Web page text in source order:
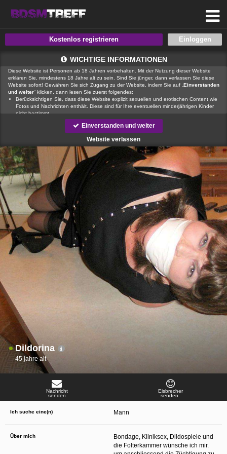
Kostenlos registrieren
WICHTIGE INFORMATIONEN
Diese Website ist Personen ab 18 Jahren vorbehalten. Mit der Nutzung dieser Website
erklären Sie, mindestens 18 Jahre alt zu sein. Sind Sie jünger, dann verlassen Sie diese
Website sofort! Gewähren Sie sich Zugang zu der Website, indem Sie auf „ Einverstanden
und weiter“ klicken, dann lesen Sie zuerst folgendes:
Berücksichtigen Sie, dass diese Website explizit sexuellen und erotischen Content wie
Fotos und Nachrichten enthält. Diese sind für Ihre eventuellen minderjährigen Kinder
nicht bestimmt.
, der Betreiber dieser Website, verfügt über keine Mittel, um die Inhalte
von Profilen der Nutzer dieser Website zu kontrollieren.
in der Lage, Nutzer dieser Website auf eine strafrechtliche Vergangenheit zu prüfen.
Sie müssen daher selbst die nötige Sorgfalt walten lassen bei der Beurteilung, ob ein
Profil irreführend ist oder falsche Informationen enthält oder ob ein Nutzer dieser
Website Sie täuschen oder betrügen will.
Wir setzen auf unserer Website Cookies ein. Cookies sind kleine Dateien, die
zusammen mit den eigentlich angeforderten Daten aus dem Internet an Ihren Browser
übermittelt werden und die es ermöglichen, auf Ihrem Zugriffsgerät spezifische, auf das
Gerät bezogene Informationen zu speichern.
Seien Sie vorsichtig, wenn Sie über diese Website mit Fremden kommunizieren. Sie
wissen schließlich nie, ob diese gute oder schlechte Absichten hegen. Verwenden Sie
auf der Website daher nie Ihren Nachnamen, E-Mail-Adresse, Wohn- oder
Arbeitsanschrift, Telefonnummer oder andere auf Sie zurückführbare Angaben.
Setzt jemand Sie über diese Website unter Druck, um z. B. persönliche
oder finanzielle Angaben zu machen? Beenden Sie dann unverzüglich
die Kommunikation mit dieser Person. Bedenken Sie, dass Menschen in
der Lage sind, sich solche Angaben auf listige Weise von Ihnen zu
erschleichen. Kommunizieren Sie daher über diese Website immer
aufmerksam und vorsichtig.
behält sich das Recht vor, selbst Profile auf dieser Website zu
erstellen und darüber Nachrichten an Sie als Nutzer zu senden. Mit Ihrer Nutzung
dieser Website verstehen und akzeptieren Sie, dass einige der Profile auf dieser
Website fingiert sind. Diese fingierten Profile dienen lediglich dem Austausch von
Nachrichten; physische Vereinbarungen mit Personen hinter fingierten Profilen sind
folglich nicht möglich.
Verhindern Sie, dass Ihre minderjährigen Kinder mit erotischen oder für Minderjährige
anderweitig ungeeigneten Netzinhalten in Berührung kommen. Dafür einige Tips:
Installieren Sie ein Jugendschutzprogramm auf Ihrem Gerät. Beispielsweise
CyberPatrol
bestimmten Websites und Netzinhalten. Oft blockieren diese Programme
standardmäßig eine große Anzahl von Websites, von denen angenommen wird,
dass sie sich für Minderjährige nicht eignen. Über Updates können neue Websites
hinzugefügt werden.
Wenden Sie sich an Ihren Internetprovider. Es gibt Internetprovider, die einen Filter
Kontrollieren Sie Ihren Internetbrowser. Machen Sie sich mit der Funktion Ihres
Internetbrowsers vertraut, so dass Sie nachsehen können, welche Websites von
Kinder auf den Besuch unerwünschter Websites an und vermitteln Sie ihnen, dass
Sprechen Sie mit Ihren Kindern. Vermitteln Sie Ihren minderjährigen Kindern, dass
sie Fremden, z. B. auf einer Chat-Website, nie persönliche Angaben machen sollen.
Bringen Sie ihnen auch bei, dass viele Menschen im Internet ihre wahre Identität
Einverstanden und weiter
Website verlassen
Dildorina
45 jahre alt
Nachricht
senden
Eisbrecher
senden.
Ich suche eine(n) Mann
Über mich
Bondage, Kliniksex, Dildospiele und
die Folterkammer wünsche ich mir.